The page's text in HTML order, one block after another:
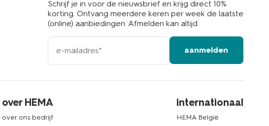
Schrijf je in voor de nieuwsbrief en krijg direct 10%
korting. Ontvang meerdere keren per week de laatste
(online) aanbiedingen. Afmelden kan altijd.
e-
mailadres
aanmelden
over HEMA
over ons bedrijf
internationaal
HEMA België